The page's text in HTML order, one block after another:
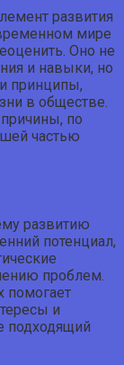
развития
мире
Оно не
и навыки, но
принципы,
в обществе.
по
частью
развитию
потенциал,
проблем.
помогает
и
подходящий